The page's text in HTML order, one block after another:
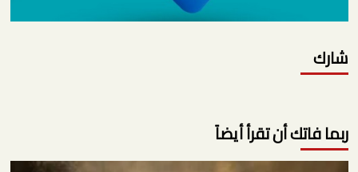
شارك
ربما فاتك أن تقرأ أيضاً